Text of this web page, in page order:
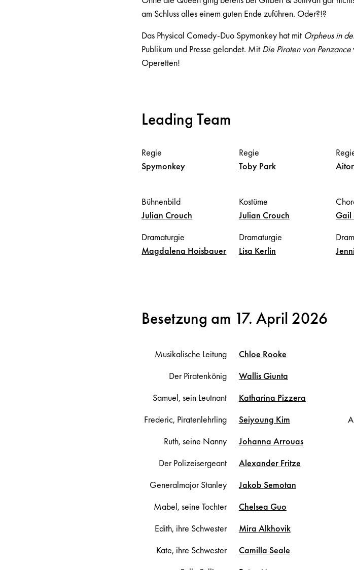
am Schluss alles einem guten Ende zuführen. Oder?!?
Das Physical Comedy-Duo Spymonkey hat mit Orpheus in
Publikum und Presse gelandet. Mit Die Piraten von Penzance
Operetten!
Leading Team
Regie
Spymonkey
Regie
Toby Park
Aitor
Bühnenbild
JulianCrouch
Kostüme
Julian Crouch
Gail
Dramaturgie
Magdalena Hoisbauer
Dramaturgie
Lisa Kerlin
Besetzung am 17. April 2026
Musikalische Leitung Chloe Rooke
Der Piratenkönig
WallisGiunta
Samuel, sein Leutnant
Katharina Pizzera
Frederic, Piratenlehrling
Seiyoung Kim
Ruth, seine Nanny
Johanna Arrouas
Der Polizeisergeant
Alexander Fritze
Generalmajor Stanley
Jakob Semotan
Mabel, seine Tochter
Chelsea Guo
Edith, ihre Schwester
Mira Alkhovik
Kate, ihre Schwester
Camilla Seale